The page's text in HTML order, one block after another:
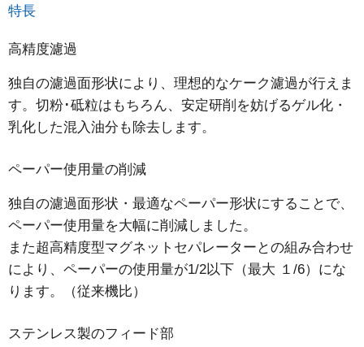
特長
高精度濾過
独自の濾過面形状により、理想的なケーク濾過が行えま
す。切粉･砥粒はもちろん、安定研削を妨げるゲル化・
乳化した混入油分も除去します。
ペーパー使用量の削減
独自の濾過面形状・最適なペーパー形状にすることで、
ペーパー使用量を大幅に削減しました。
また超高精度型マグネットセパレーターとの組み合わせ
により、ペーパーの使用量が1/2以下（最大 １/6）にな
ります。（従来機比）
ステンレス製のフィード部